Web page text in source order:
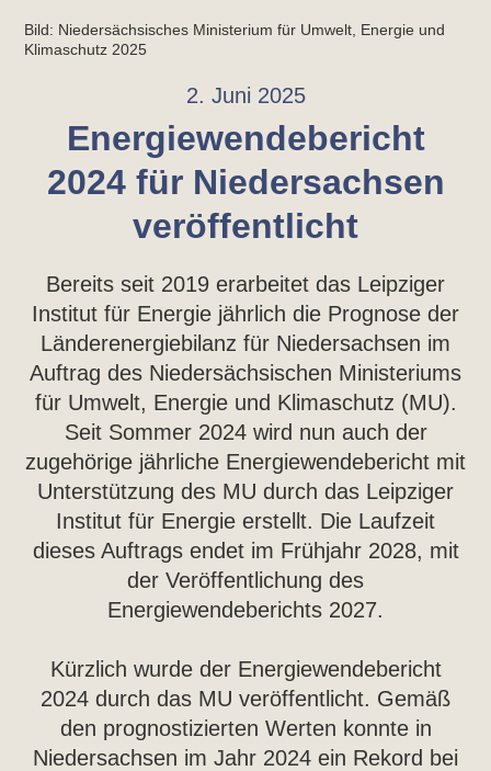
Bild: Niedersächsisches Ministerium für Umwelt, Energie und
Klimaschutz 2025
2. Juni 2025
Energiewendebericht
2024 für Niedersachsen
veröffentlicht
Bereits seit 2019 erarbeitet das Leipziger
Institut für Energie jährlich die Prognose der
Länderenergiebilanz für Niedersachsen im
Auftrag des Niedersächsischen Ministeriums
für Umwelt, Energie und Klimaschutz (MU).
Seit Sommer 2024 wird nun auch der
zugehörige jährliche Energiewendebericht mit
Unterstützung des MU durch das Leipziger
Institut für Energie erstellt. Die Laufzeit
dieses Auftrags endet im Frühjahr 2028, mit
der Veröffentlichung des
Energiewendeberichts 2027.
Kürzlich wurde der Energiewendebericht
2024 durch das MU veröffentlicht. Gemäß
den prognostizierten Werten konnte in
Niedersachsen im Jahr 2024 ein Rekord bei